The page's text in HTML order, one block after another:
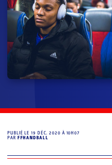
PUBLIÉ LE19 DÉC. 2020 À 10H07
PAR FFHANDBALL